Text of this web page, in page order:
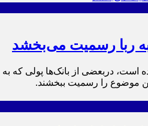
ربا رسمیت می‌بخشد
است، دربعضی از بانک‌ها پولی
موضوع را رسمیت ببخشند.